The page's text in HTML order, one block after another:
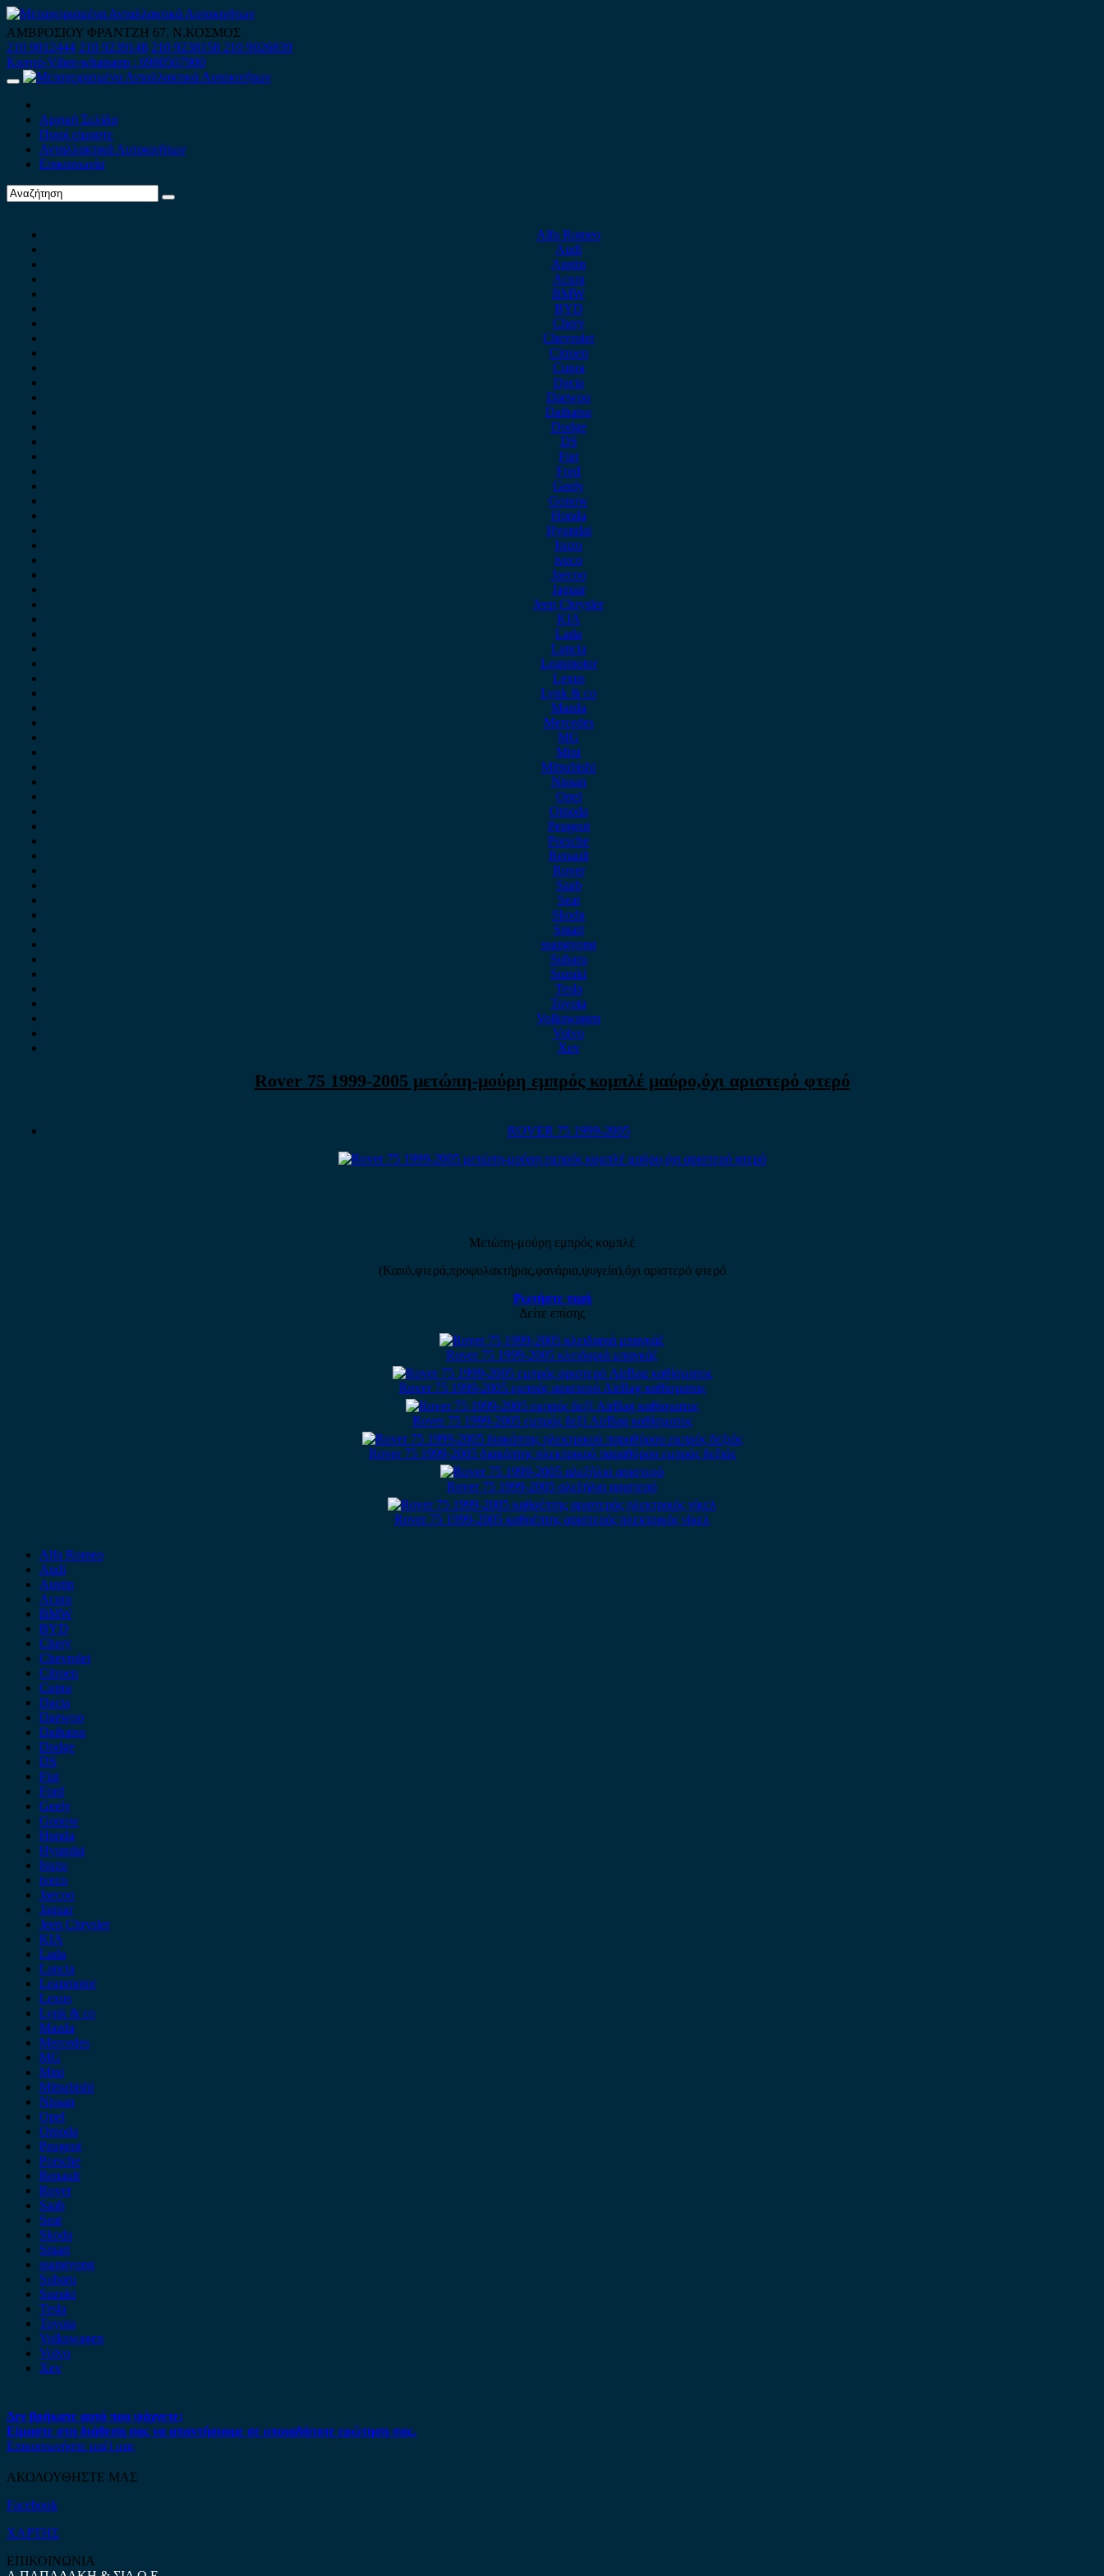
Skip
to
content
ΑΜΒΡΟΣΙΟΥ ΦΡΑΝΤΖΗ 67, Ν.ΚΟΣΜΟΣ
210 9012444 210 9239148 210 9238158 210 9026839
Κινητό-Viber-whatsapp : 6980507900
Primary
Αρχική Σελίδα
Ποιοί είμαστε
Ανταλλακτικά Αυτοκινήτων
Επικοινωνία
Alfa Romeo
Audi
Austin
Acura
BMW
BYD
Chery
Chevrolet
Citroen
Cupra
Dacia
Daewoo
Daihatsu
Dodge
DS
Fiat
Ford
Geely
Gonow
Honda
Hyundai
Isuzu
iveco
Jaecoo
Jaguar
Jeep Chrysler
KIA
Lada
Lancia
Leapmotor
Lexus
Lynk & co
Mazda
Mercedes
MG
Mini
Mitsubishi
Nissan
Opel
Omoda
Peugeot
Porsche
Renault
Rover
Saab
Seat
Skoda
Smart
ssangyong
Subaru
Suzuki
Tesla
Toyota
Volkswagen
Volvo
Xev
Rover 75 1999-2005 μετώπη-μούρη εμπρός κομπλέ μαύρο,όχι αριστερό φτερό
ROVER 75 1999-2005
Μετώπη-μούρη εμπρός κομπλέ
(Καπό,φτερά,προφυλακτήρας,φανάρια,ψυγεία),όχι αριστερό φτερό
Ρωτήστε τιμή
Δείτε επίσης
Rover 75 1999-2005 κλειδαριά μπαγκάζ
Rover 75 1999-2005 εμπρός αριστερό AirBag καθίσματος
Rover 75 1999-2005 εμπρός δεξί AirBag καθίσματος
Rover 75 1999-2005 διακόπτης ηλεκτρικού παραθύρου εμπρός δεξιός
Rover 75 1999-2005 αλεξήλιο αριστερό
Rover 75 1999-2005 καθρέπτης αριστερός ηλεκτρικός νίκελ
Alfa Romeo
Audi
Austin
Acura
BMW
BYD
Chery
Chevrolet
Citroen
Cupra
Dacia
Daewoo
Daihatsu
Dodge
DS
Fiat
Ford
Geely
Gonow
Honda
Hyundai
Isuzu
iveco
Jaecoo
Jaguar
Jeep Chrysler
KIA
Lada
Lancia
Leapmotor
Lexus
Lynk & co
Mazda
Mercedes
MG
Mini
Mitsubishi
Nissan
Opel
Omoda
Peugeot
Porsche
Renault
Rover
Saab
Seat
Skoda
Smart
ssangyong
Subaru
Suzuki
Tesla
Toyota
Volkswagen
Volvo
Xev
Δεν βρήκατε αυτό που ψάχνετε;
Είμαστε στη διάθεση σας να απαντήσουμε σε οποιαδήποτε ερώτηση σας.
Επικοινωνήστε μαζί μας
ΑΚΟΛΟΥΘΗΣΤΕ ΜΑΣ
Facebook
ΧΑΡΤΗΣ
ΕΠΙΚΟΙΝΩΝΙΑ